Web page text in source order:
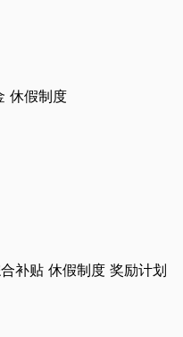
休假制度
补贴 休假制度 奖励计划